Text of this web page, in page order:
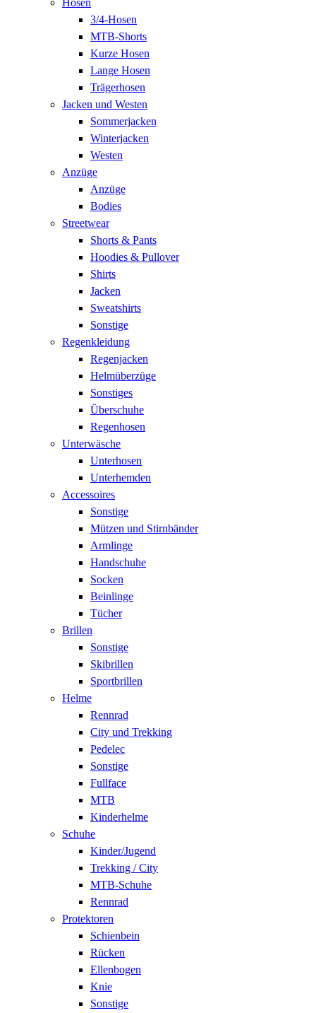
3/4-Hosen
MTB-Shorts
Kurze Hosen
Lange Hosen
Trägerhosen
Jacken und Westen
Sommerjacken
Winterjacken
Westen
Anzüge
Anzüge
Bodies
Streetwear
Shorts & Pants
Hoodies & Pullover
Shirts
Jacken
Sweatshirts
Sonstige
Regenkleidung
Regenjacken
Helmüberzüge
Sonstiges
Überschuhe
Regenhosen
Unterwäsche
Unterhosen
Unterhemden
Accessoires
Sonstige
Mützen und Stirnbänder
Armlinge
Handschuhe
Socken
Beinlinge
Tücher
Brillen
Sonstige
Skibrillen
Sportbrillen
Helme
Rennrad
City und Trekking
Pedelec
Sonstige
Fullface
MTB
Kinderhelme
Schuhe
Kinder/Jugend
Trekking / City
MTB-Schuhe
Rennrad
Protektoren
Schienbein
Rücken
Ellenbogen
Knie
Sonstige